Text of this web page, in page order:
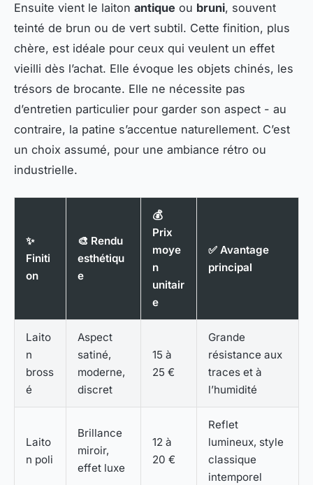
Ensuite vient le laiton antique ou bruni, souvent
teinté de brun ou de vert subtil. Cette finition, plus
chère, est idéale pour ceux qui veulent un effet
vieilli dès l’achat. Elle évoque les objets chinés, les
trésors de brocante. Elle ne nécessite pas
d’entretien particulier pour garder son aspect - au
contraire, la patine s’accentue naturellement. C’est
un choix assumé, pour une ambiance rétro ou
industrielle.
✨
Finiti
on
🎨 Rendu
esthétiqu
e
💰
Prix
moye
n
unitair
e
✅ Avantage
principal
Laito
n
bross
é
Aspect
satiné,
moderne,
discret
15 à
25 €
Grande
résistance aux
traces et à
l’humidité
Laito
n poli
Brillance
miroir,
effet luxe
12 à
20 €
Reflet
lumineux, style
classique
intemporel